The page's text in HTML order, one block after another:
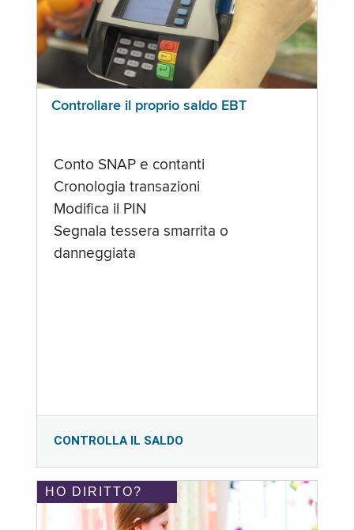
Controllare il proprio saldo EBT
Conto SNAP e contanti
Cronologia transazioni
Modifica il PIN
Segnala tessera smarrita o
danneggiata
CONTROLLA IL SALDO
HO DIRITTO?